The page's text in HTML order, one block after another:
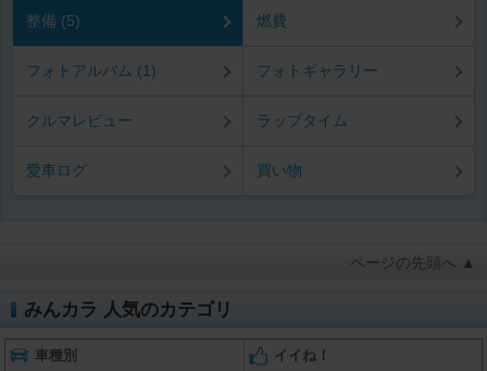
整備 (5) 燃費
フォトアルバム (1) フォトギャラリー
クルマレビュー ラップタイム
愛車ログ 買い物
ページの先頭へ ▲
みんカラ 人気のカテゴリ
車種別 イイね！